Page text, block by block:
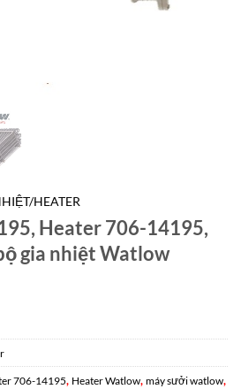
HEATER
Heater 706-14195,
gia nhiệt Watlow
706-14195, Heater Watlow, máy sưởi watlow,